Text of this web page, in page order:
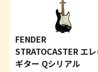
FENDER
STRATOCASTER エ
ギター Qシリアル